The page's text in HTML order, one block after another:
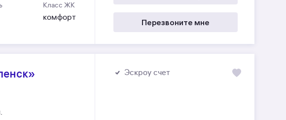
Класс ЖК
комфорт Перезвоните мне
Эскроу счет